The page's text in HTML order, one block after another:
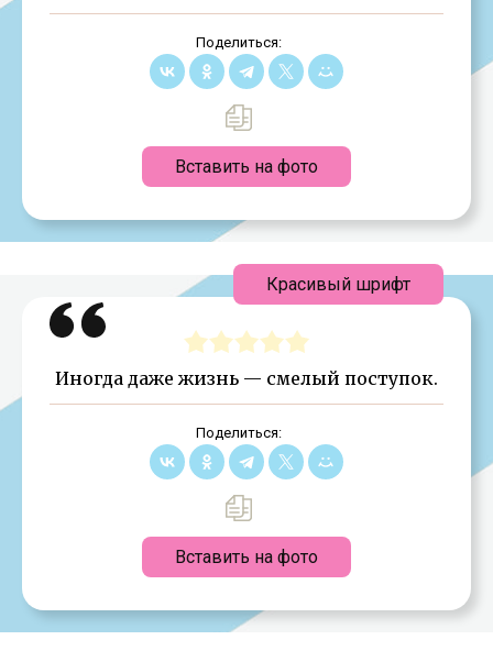
Поделиться:
Вставить на фото
Иногда даже жизнь — смелый поступок.
Поделиться:
Вставить на фото
Красивый шрифт